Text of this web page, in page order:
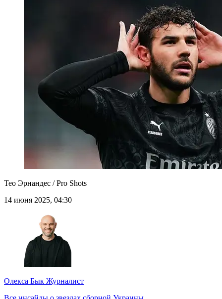
Тео Эрнандес / Pro Shots
14 июня 2025, 04:30
Олекса Бык Журналист